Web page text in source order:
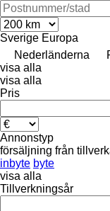
Sverige Europa
Nederländerna
visa alla
visa alla
Pris
Annonstyp
försäljning från
inbyte byte
visa alla
Tillverkningsår